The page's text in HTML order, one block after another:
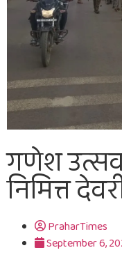
गणेश
निमित्त
PraharTimes
September 6,